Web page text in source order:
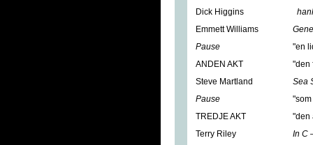
Dick Higgins
Emmett Williams
Pause
"en
ANDEN AKT
"den
Steve Martland
Sea
Pause
TREDJE AKT
"den
Terry Riley
In C